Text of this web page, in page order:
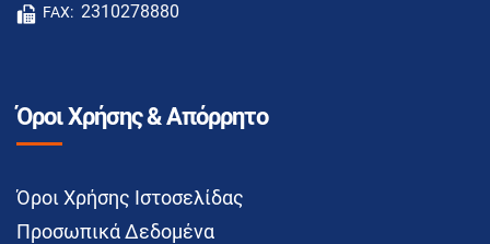
FAX: 2310278880
Όροι Χρήσης & Απόρρητο
Όροι Χρήσης Ιστοσελίδας
Προσωπικά Δεδομένα